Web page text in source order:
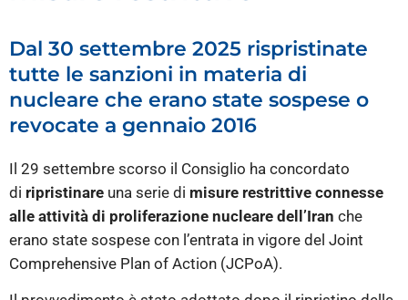
Dal 30 settembre 2025 rispristinate
tutte le sanzioni in materia di
nucleare che erano state sospese o
revocate a gennaio 2016
Il 29 settembre scorso il Consiglio ha concordato
di ripristinare una serie di misure restrittive connesse
alle attività di proliferazione nucleare dell’Iran che
erano state sospese con l’entrata in vigore del Joint
Comprehensive Plan of Action (JCPoA).